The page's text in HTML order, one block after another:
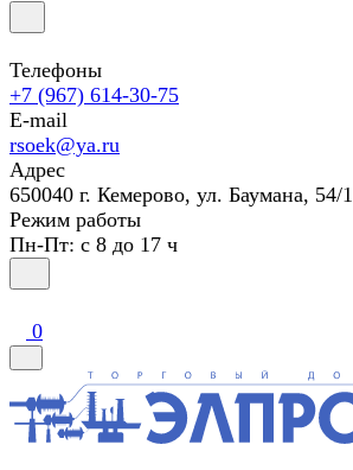
Телефоны
+7 (967) 614-30-75
E-mail
rsoek@ya.ru
Адрес
650040 г. Кемерово, ул. Баумана, 54/1
Режим работы
Пн-Пт: с 8 до 17 ч
0